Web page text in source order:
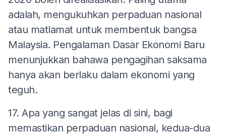
adalah, mengukuhkan perpaduan nasional
atau matlamat untuk membentuk bangsa
Malaysia. Pengalaman Dasar Ekonomi Baru
menunjukkan bahawa pengagihan saksama
hanya akan berlaku dalam ekonomi yang
teguh.
17. Apa yang sangat jelas di sini, bagi
memastikan perpaduan nasional, kedua-dua